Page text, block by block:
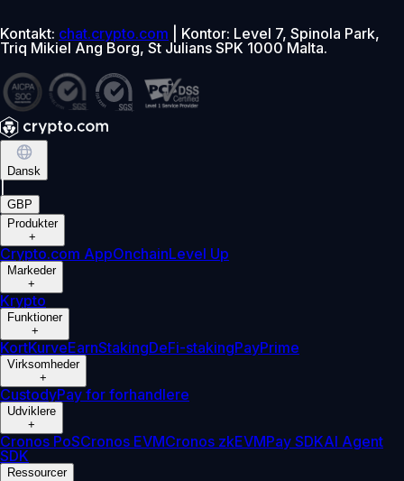
Kontakt: chat.crypto.com | Kontor: Level 7, Spinola Park,
Triq Mikiel Ang Borg, St Julians SPK 1000 Malta.
Dansk
GBP
Produkter
+
Crypto.com AppOnchainLevel Up
Markeder
+
Krypto
Funktioner
+
KortKurveEarnStakingDeFi-stakingPayPrime
Virksomheder
+
CustodyPay for forhandlere
Udviklere
+
Cronos PoSCronos EVMCronos zkEVMPay SDKAI Agent
SDK
Ressourcer